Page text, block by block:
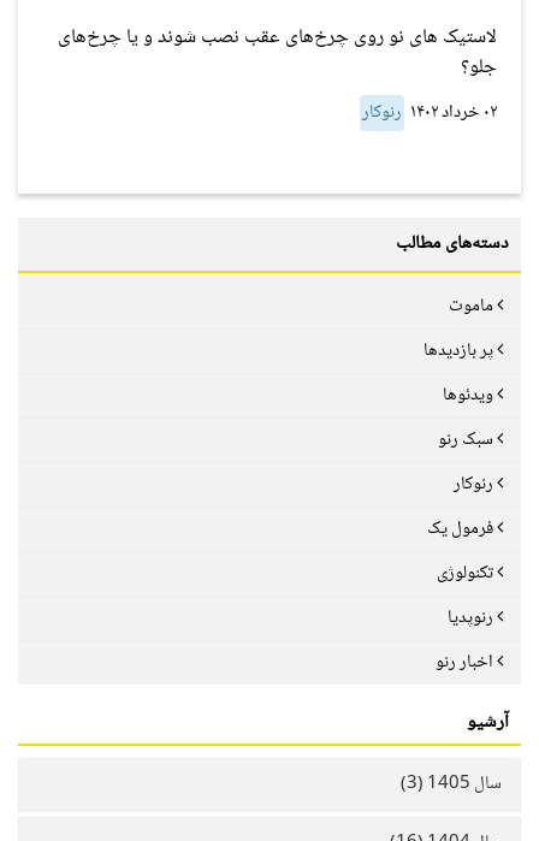
لاستیک های نو روی چرخ‌های عقب نصب شوند و یا چرخ‌های
جلو؟
۰۲ خرداد ۱۴۰۲ رنوکار
دسته‌های مطالب
ماموت
پر بازدیدها
ویدئوها
سبک رنو
رنوکار
فرمول یک
تکنولوژی
رنوپدیا
اخبار رنو
آرشیو
سال 1405 (3)